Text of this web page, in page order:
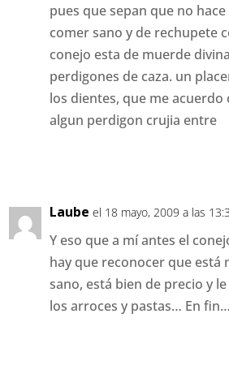
pues que sepan que no
comer sano y de rechupete
conejo esta de muerde
perdigones de caza. un
los dientes, que me
algun perdigon crujia entre
Laube el 18 mayo, 2009 a las
Y eso que a mí antes el
hay que reconocer que está
sano, está bien de precio y
los arroces y pastas… En